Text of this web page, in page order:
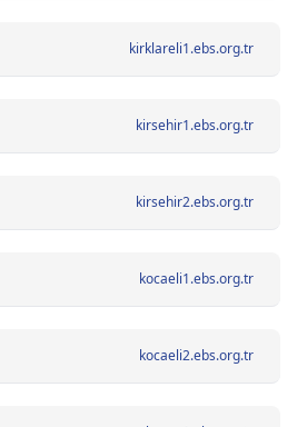
kirklareli1.ebs.org.tr
kirsehir1.ebs.org.tr
kirsehir2.ebs.org.tr
kocaeli1.ebs.org.tr
kocaeli2.ebs.org.tr